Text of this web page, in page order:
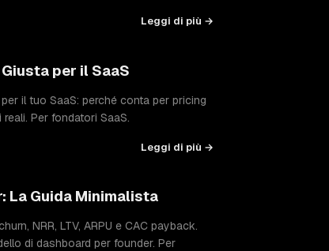
Leggi di più →
per il SaaS
il tuo SaaS: perché conta per pricing
Per fondatori SaaS.
Leggi di più →
La Guida Minimalista
NRR, LTV, ARPU e CAC payback.
di dashboard per founder. Per